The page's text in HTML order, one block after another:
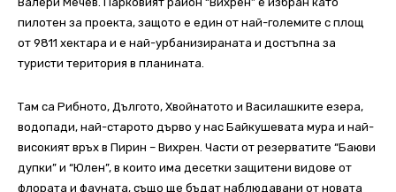
пилотен за проекта, защото е един от най-големите с площ
от 9811 хектара и е най-урбанизираната и достъпна за
туристи територия в планината.
Там са Рибното, Дългото, Хвойнатото и Василашките езера,
водопади, най-старото дърво у нас Байкушевата мура и най-
високият връх в Пирин – Вихрен. Части от резерватите “Баюви
дупки” и “Юлен”, в които има десетки защитени видове от
флората и фауната, също ще бъдат наблюдавани от новата